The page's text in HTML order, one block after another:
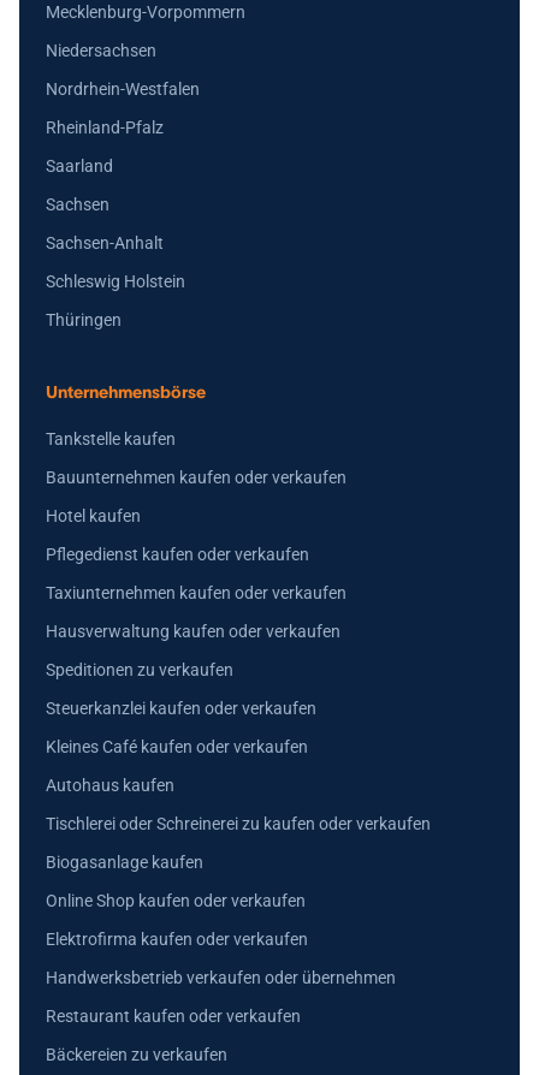
Mecklenburg-Vorpommern
Niedersachsen
Nordrhein-Westfalen
Rheinland-Pfalz
Saarland
Sachsen
Sachsen-Anhalt
Schleswig Holstein
Thüringen
Unternehmensbörse
Tankstelle kaufen
Bauunternehmen kaufen oder verkaufen
Hotel kaufen
Pflegedienst kaufen oder verkaufen
Taxiunternehmen kaufen oder verkaufen
Hausverwaltung kaufen oder verkaufen
Speditionen zu verkaufen
Steuerkanzlei kaufen oder verkaufen
Kleines Café kaufen oder verkaufen
Autohaus kaufen
Tischlerei oder Schreinerei zu kaufen oder verkaufen
Biogasanlage kaufen
Online Shop kaufen oder verkaufen
Elektrofirma kaufen oder verkaufen
Handwerksbetrieb verkaufen oder übernehmen
Restaurant kaufen oder verkaufen
Bäckereien zu verkaufen